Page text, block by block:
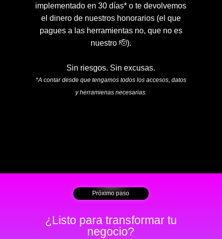
implementado en 30 días* o te devolvemos
el dinero de nuestros honorarios (el que
pagues a las herramientas no, que no es
nuestro 🫡).
Sin riesgos. Sin excusas.
*A contar desde que tengamos todos los accesos, datos
y herramienas necesarias.
Próximo paso
¿Listo para transformar tu
negocio?